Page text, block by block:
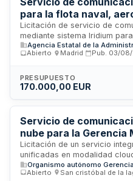
para la flota naval,
Departamento de
Licitación de servicio de
mediante sistema Iridium
mensajería y datos en la flota
equipos terrestres del
imprescindible para
ágiles entre medios navales
géneros prohibidos.
Agencia Estatal de la
Abierto
Madrid Pub. 03/
PRESUPUESTO
170.000,00 EUR
Servicio de
nube para la Gerencia
de La Laguna
Licitación de un servicio
unificadas en modalidad
Urbanismo de La Laguna. El
virtual en la nube con
Abierto
San cristóbal de la